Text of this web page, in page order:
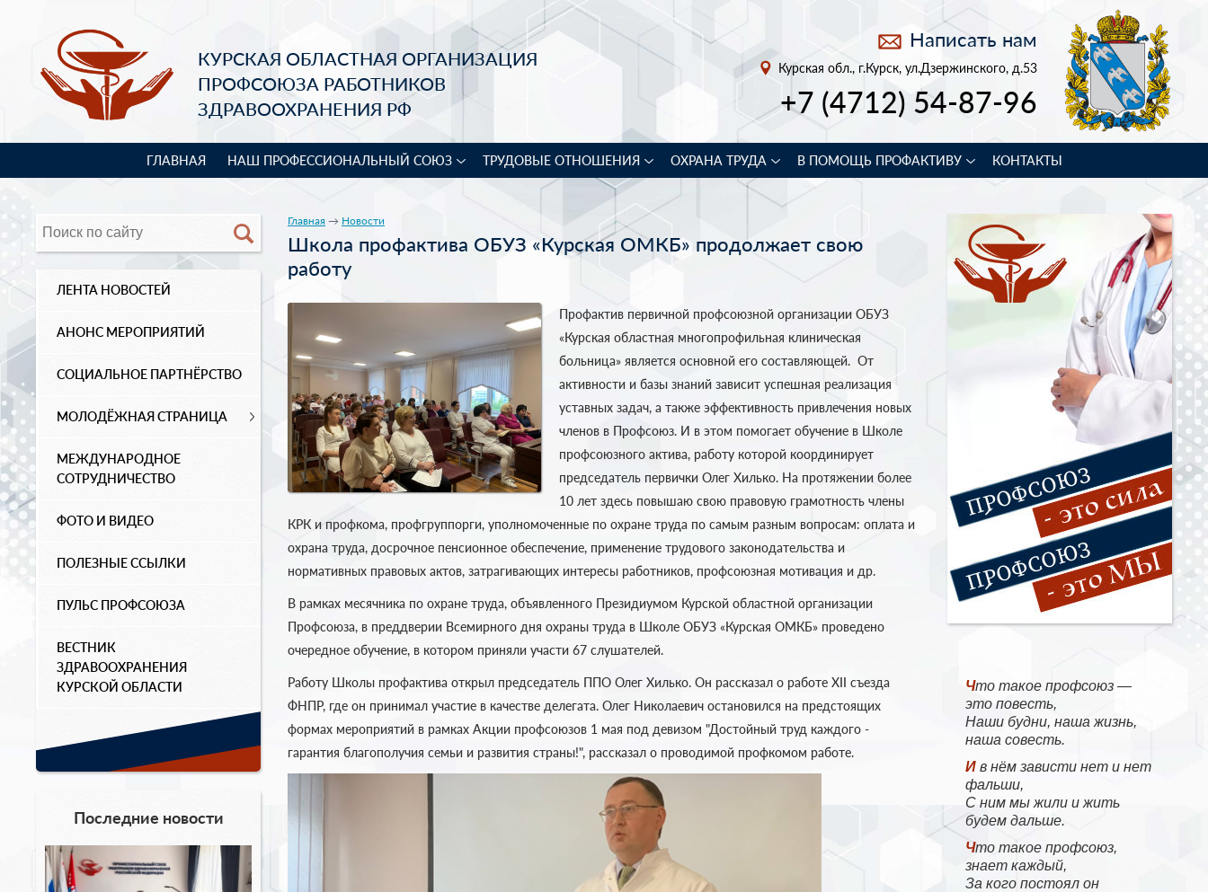
КУРСКАЯ ОБЛАСТНАЯ ОРГАНИЗАЦИЯ
ПРОФСОЮЗА РАБОТНИКОВ
ЗДРАВООХРАНЕНИЯ РФ
Написать нам
Курская обл., г.Курск, ул.Дзержинского, д.53
+7 (4712) 54-87-96
ГЛАВНАЯ НАШ ПРОФЕССИОНАЛЬНЫЙ СОЮЗ ТРУДОВЫЕ ОТНОШЕНИЯ ОХРАНА ТРУДА В ПОМОЩЬ ПРОФАКТИВУ КОНТАКТЫ
ЛЕНТА НОВОСТЕЙ
АНОНС МЕРОПРИЯТИЙ
СОЦИАЛЬНОЕ ПАРТНЁРСТВО
МОЛОДЁЖНАЯ СТРАНИЦА
МЕЖДУНАРОДНОЕ
СОТРУДНИЧЕСТВО
ФОТО И ВИДЕО
ПОЛЕЗНЫЕ ССЫЛКИ
ПУЛЬС ПРОФСОЮЗА
ВЕСТНИК
ЗДРАВООХРАНЕНИЯ
КУРСКОЙ ОБЛАСТИ
Последние новости
Что такое профсоюз —
это повесть,
Наши будни, наша жизнь,
наша совесть.
И в нём зависти нет и нет
фальши,
С ним мы жили и жить
будем дальше.
Что такое профсоюз,
знает каждый,
За кого постоял он
Главная → Новости
Школа профактива ОБУЗ «Курская ОМКБ» продолжает свою
работу
Профактив первичной профсоюзной организации ОБУЗ
«Курская областная многопрофильная клиническая
больница» является основной его составляющей. От
активности и базы знаний зависит успешная реализация
уставных задач, а также эффективность привлечения новых
членов в Профсоюз. И в этом помогает обучение в Школе
профсоюзного актива, работу которой координирует
председатель первички Олег Хилько. На протяжении более
10 лет здесь повышаю свою правовую грамотность члены
КРК и профкома, профгруппорги, уполномоченные по охране труда по самым разным вопросам: оплата и
охрана труда, досрочное пенсионное обеспечение, применение трудового законодательства и
нормативных правовых актов, затрагивающих интересы работников, профсоюзная мотивация и др.
В рамках месячника по охране труда, объявленного Президиумом Курской областной организации
Профсоюза, в преддверии Всемирного дня охраны труда в Школе ОБУЗ «Курская ОМКБ» проведено
очередное обучение, в котором приняли участи 67 слушателей.
Работу Школы профактива открыл председатель ППО Олег Хилько. Он рассказал о работе XII съезда
ФНПР, где он принимал участие в качестве делегата. Олег Николаевич остановился на предстоящих
формах мероприятий в рамках Акции профсоюзов 1 мая под девизом "Достойный труд каждого -
гарантия благополучия семьи и развития страны!", рассказал о проводимой профкомом работе.